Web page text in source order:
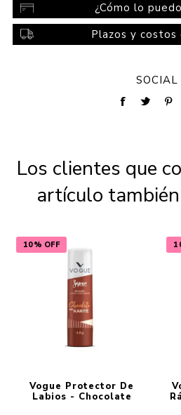
¿Cómo lo
Plazos y costos
SOCIAL
Los clientes que
artículo
10% OFF
Vogue Protector De
Labios - Chocolate